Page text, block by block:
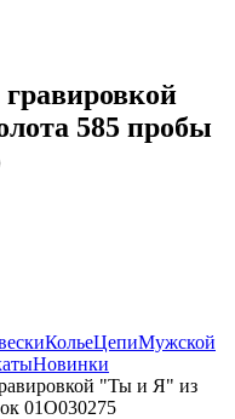
585 пробы
КольеЦепиМужской
Новинки
"Ты и Я" из
01О030275